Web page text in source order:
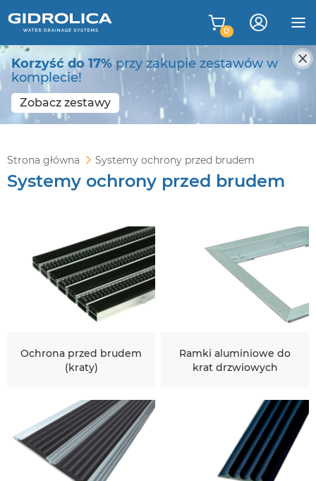
Korzyść do 17% przy zakupie zestawów w
komplecie!
Zobacz zestawy
0
Strona główna Systemy ochrony przed brudem
Systemy ochrony przed brudem
Ochrona przed brudem
(kraty)
Ramki aluminiowe do
krat drzwiowych